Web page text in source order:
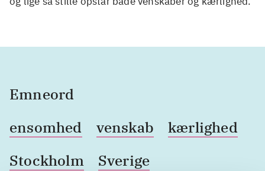
Emneord
ensomhed
venskab
kærlighed
Stockholm
Sverige